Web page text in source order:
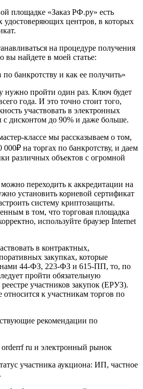
площадке «Заказ РФ.ру» есть
удостоверяющих центров, в которых
на процедуре получения
найдете в моей статье:
банкротству и как ее получить»
нужно пройти один раз. Ключ будет
года. И это точно стоит того,
участвовать в электронных
с дисконтом до 90% и даже больше.
классе мы рассказываем о том,
000₽ на торгах по банкротству, и даем
различных объектов с огромной
переходить к аккредитации на
установить корневой сертификат
систему криптозащиты.
в том, что торговая площадка
используйте браузер Internet
в контрактных,
закупках, которые
44-ФЗ, 223-ФЗ и 615-ПП, то, по
пройти обязательную
участников закупок (ЕРУЗ).
к участникам торгов по
рекомендации по
участника аукциона: ИП, частное